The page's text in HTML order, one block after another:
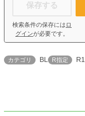
保存する
検索条件の保存には ロ
グインが必要です。
カテゴリ BL R指定